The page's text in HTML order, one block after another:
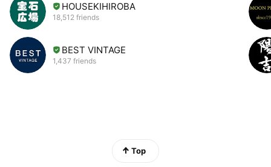
HOUSEKIHIROBA
18,512 friends
BEST VINTAGE
1,437 friends
Top